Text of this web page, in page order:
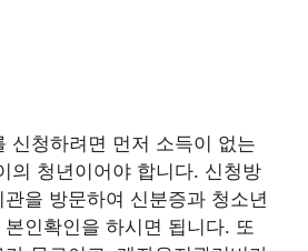
신청하려면 먼저 소득이 없는
의 청년이어야 합니다. 신청방
을 방문하여 신분증과 청소년
인확인을 하시면 됩니다. 또